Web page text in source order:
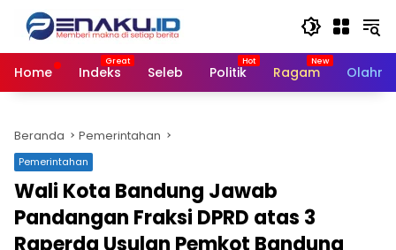
Langsung
konten
Home
Indeks Seleb Politik Ragam
Beranda Pemerintahan
Pemerintahan
Wali Kota Bandung Jawab
Pandangan Fraksi DPRD atas 3
Raperda Usulan Pemkot Bandung